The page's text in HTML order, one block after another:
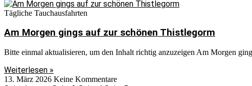
Tägliche Tauchausfahrten
Am Morgen gings auf zur schönen Thistlegorm
Bitte einmal aktualisieren, um den Inhalt richtig anzuzeigen Am Morgen
Weiterlesen »
13. März 2026 Keine Kommentare